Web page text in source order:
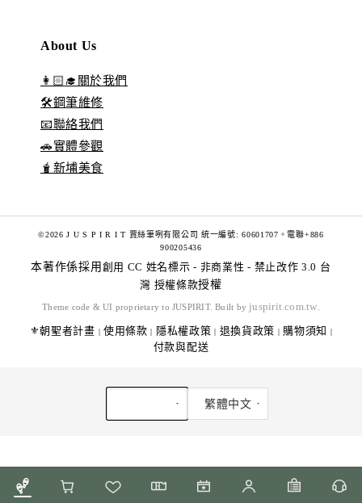
About Us
👩🏻‍🎓關於我們
🛠️鋼筆維修
📧聯絡我們
🚗實體參觀
🧋新埔美食
©2026 J U S P I R I T 賈絲筆咧有限公司 統一編號: 60601707。電聯+886
900205436
本著作係採用 創用 CC 姓名標示 - 非商業性 - 禁止改作 3.0 台
灣 授權條款授權
Theme code & UI proprietary to JUSPIRIT. Built by juspirit.com.tw
⚜️朝聖者計畫 | 使用條款 | 隱私權政策 | 退換貨政策 | 購物須知 |
付款與配送